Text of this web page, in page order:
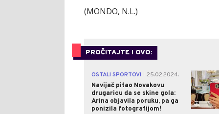
(MONDO, N.L.)
PROČITAJTE I OVO:
OSTALI SPORTOVI
25.02.2024.
Navijač pitao Novakovu
drugaricu da se skine gola:
Arina objavila poruku, pa ga
ponizila fotografijom!